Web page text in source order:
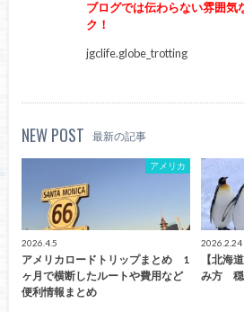
ブログでは伝わらない雰囲気
ク！
jgclife.globe_trotting
NEW POST 最新の記事
アメリカ
2026.4.5
アメリカロードトリップまとめ 1
ヶ月で横断したルートや費用など
便利情報まとめ
2026.2.24
【北海
み方 穏